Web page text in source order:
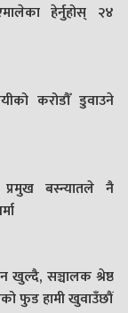
हेर्नुहोस् २४
करोडौँ डुवाउने
प्रमुख बस्न्यातले नै
खुल्दै, सञ्चालक श्रेष्ठ
फुड हामी खुवाउँछौं